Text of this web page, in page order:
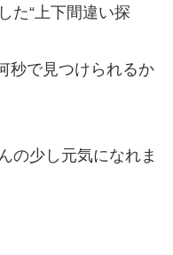
た“上下間違い探
秒で見つけられるか
の少し元気になれま